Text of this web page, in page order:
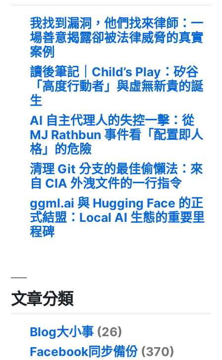
我找到漏洞，他們找來律師：一
場善意揭露卻被法律威脅的真實
案例
讀後筆記｜Child’s Play：矽谷
「高度行動者」與虛無新貴的誕
生
AI 自主代理人的失控一擊：從
MJ Rathbun 事件看「配置即人
格」的危險
清理 Git 分支的最佳偷懶法：來
自 CIA 外洩文件的一行指令
ggml.ai 與 Hugging Face 的正
式結盟：Local AI 生態的重要里
程碑
文章分類
Blog大小事 (26)
Facebook同步備份 (370)